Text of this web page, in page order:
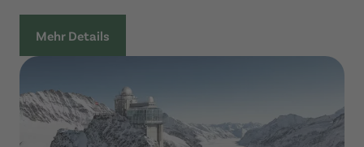
Mehr Details